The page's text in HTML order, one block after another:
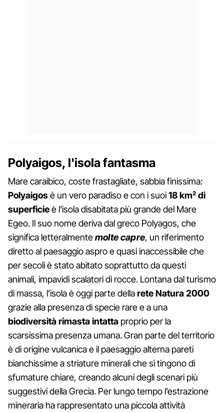
Polyaigos, l'isola fantasma
Mare caraibico, coste frastagliate, sabbia finissima:
Polyaigosè un vero paradiso e con i suoi18 km² di
superficieè l'isola disabitata più grande del Mare
Egeo. Il suo nome deriva dal greco Polyagos, che
significa letteralmentemolte capre, un riferimento
diretto al paesaggio aspro e quasi inaccessibile che
per secoli è stato abitato soprattutto da questi
animali, impavidi scalatori di rocce. Lontana dal turismo
di massa, l’isola è oggi parte dellarete Natura 2000
grazie alla presenza di specie rare e a una
biodiversità rimasta intatta proprio per la
scarsissima presenza umana. Gran parte del territorio
è di origine vulcanica e il paesaggio alterna pareti
bianchissime a striature minerali che si tingono di
sfumature chiare, creando alcuni degli scenari più
suggestivi della Grecia. Per lungo tempo l’estrazione
mineraria ha rappresentato una piccola attività